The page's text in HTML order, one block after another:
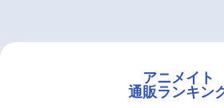
アニメイト
通販ランキン